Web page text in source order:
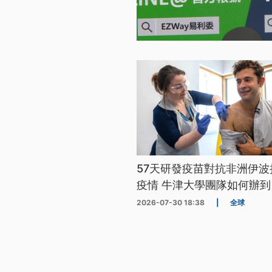
57天研發疫苗對抗非洲伊
疫情 牛津大學團隊如何辦
2026-07-30 18:38 全球